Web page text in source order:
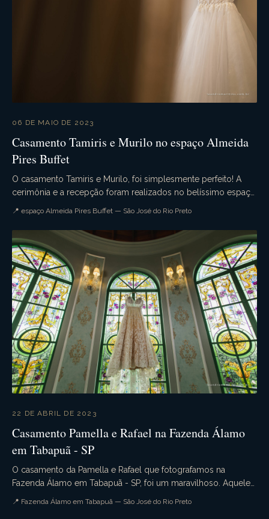
06 DE MAIO DE 2023
Casamento Tamiris e Murilo no espaço Almeida
Pires Buffet
O casamento Tamiris e Murilo, foi simplesmente perfeito! A
cerimônia e a recepção foram realizados no belíssimo espaço
📍 espaço Almeida Pires Buffet — São José do Rio Preto
22 DE ABRIL DE 2023
Casamento Pamella e Rafael na Fazenda Álamo
em Tabapuã - SP
O casamento da Pamella e Rafael que fotografamos na
Fazenda Álamo em Tabapuã - SP, foi um maravilhoso. Aquele
casamento de dia que tudo ocorre conforme o pla...
📍 Fazenda Álamo em Tabapuã — São José do Rio Preto